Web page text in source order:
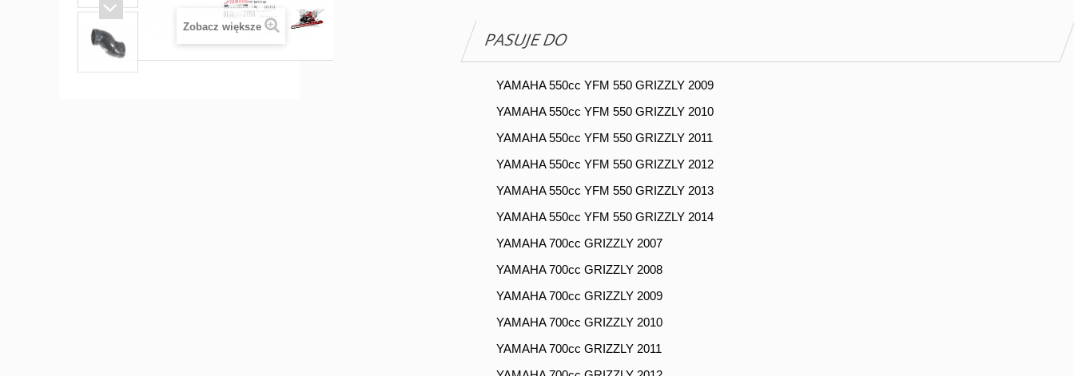
Zobacz większe
PASUJE DO
YAMAHA 550cc YFM 550 GRIZZLY 2009
YAMAHA 550cc YFM 550 GRIZZLY 2010
YAMAHA 550cc YFM 550 GRIZZLY 2011
YAMAHA 550cc YFM 550 GRIZZLY 2012
YAMAHA 550cc YFM 550 GRIZZLY 2013
YAMAHA 550cc YFM 550 GRIZZLY 2014
YAMAHA 700cc GRIZZLY 2007
YAMAHA 700cc GRIZZLY 2008
YAMAHA 700cc GRIZZLY 2009
YAMAHA 700cc GRIZZLY 2010
YAMAHA 700cc GRIZZLY 2011